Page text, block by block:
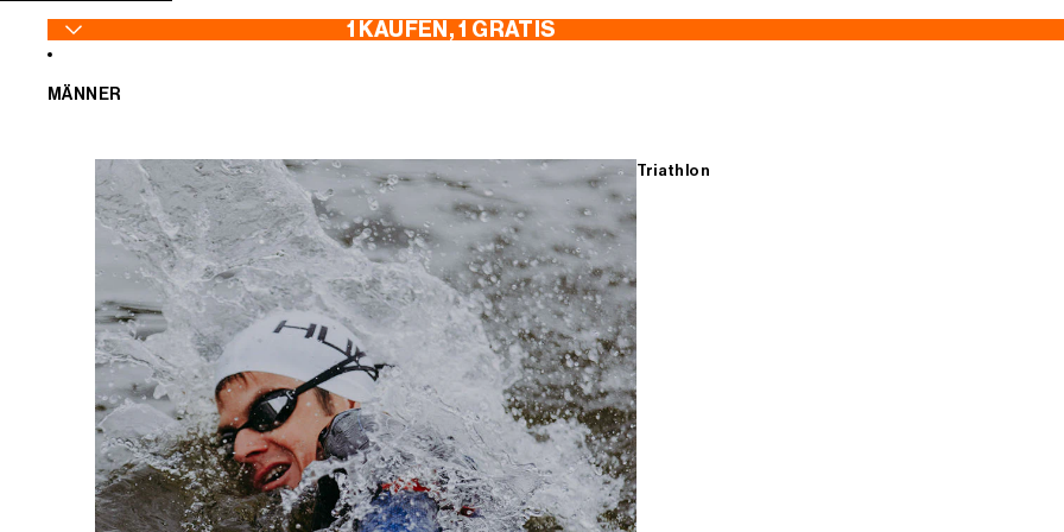
1 KAUFEN, 1 GRATIS
MÄNNER
Triathlon